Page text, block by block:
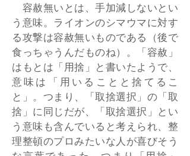
容赦無いとは、手加減しないとい
う意味。ライオンのシマウマに対す
る攻撃は容赦無いものである（後で
食っちゃうんだものね）。「容赦」
はもとは「用捨」と書いたようで、
意味は「用いることと捨てるこ
と」。つまり、「取捨選択」の「取
捨」に同じだが、「取捨選択」とい
う意味も含んでいると考えられ、整
理整頓のプロみたいな人が喜びそう